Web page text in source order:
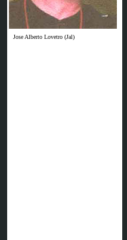
Jose Alberto Lovetro (Jal)